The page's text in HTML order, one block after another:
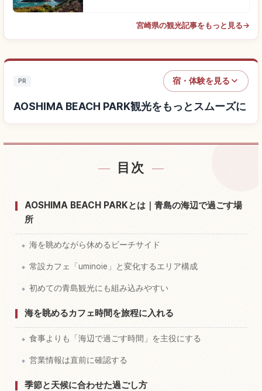
宮崎県の観光記事をもっと見る→
PR 宿・体験を見る
AOSHIMA BEACH PARK観光をもっとスムーズに
AOSHIMA BEACH PARK付近の宿を探す
AOSHIMA BEACH PARKの体験を探す↗
目次
AOSHIMA BEACH PARKとは｜青島の海辺で過ごす場
所
海を眺めながら休めるビーチサイド
常設カフェ「uminoie」と変化するエリア構成
初めての青島観光にも組み込みやすい
海を眺めるカフェ時間を旅程に入れる
食事よりも「海辺で過ごす時間」を主役にする
営業情報は直前に確認する
季節と天候に合わせた過ごし方